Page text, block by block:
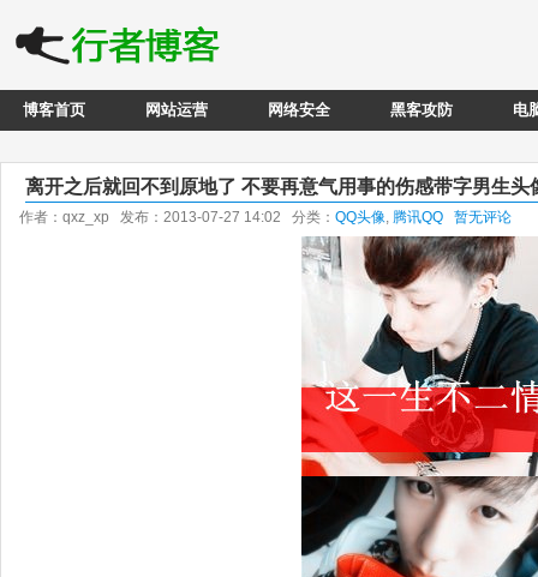
博客首页 网站运营 网络安全 黑客攻防 电
离开之后就回不到原地了 不要再意气用事的伤感带字男生头
作者：qxz_xp 发布：2013-07-27 14:02 分类： QQ头像, 腾讯QQ 暂无评论